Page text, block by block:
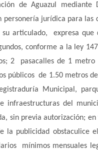
de Aguazul
personería jurídica para las
su articulado, expresa
conforme a la ley
2 pasacalles de 1
públicos de 1.50 metros
Municipal,
infraestructuras del
sin previa autorización;
la publicidad obstaculice
mínimos mensuales